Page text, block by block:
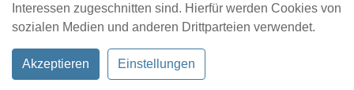
Interessen zugeschnitten sind. Hierfür werden Cookies von
sozialen Medien und anderen Drittparteien verwendet.
Akzeptieren Einstellungen
Kontakt Location eintragen Profil